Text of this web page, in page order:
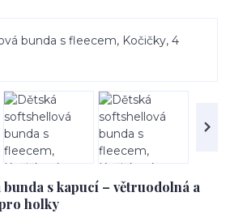
s kapucí – větruodolná a
holky